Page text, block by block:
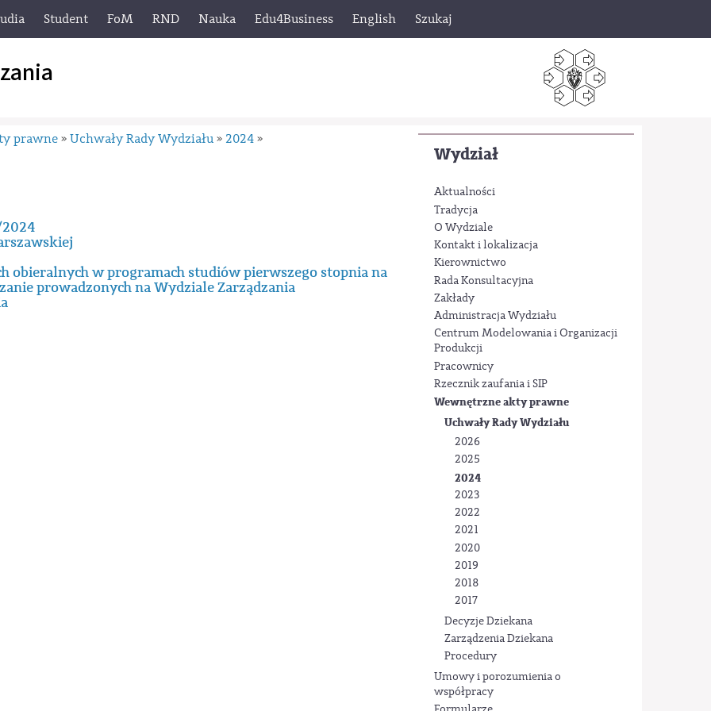
Student FoM RND Nauka Edu4Business English Szukaj
Wydział
Aktualności
Tradycja
O Wydziale
Kontakt i lokalizacja
Kierownictwo
Rada Konsultacyjna
Zakłady
Administracja Wydziału
Centrum Modelowania i Organizacji
Produkcji
Pracownicy
Rzecznik zaufania i SIP
Wewnętrzne akty prawne
Uchwały Rady Wydziału
2026
2025
2024
2023
2022
2021
2020
2019
2018
2017
Decyzje Dziekana
Zarządzenia Dziekana
Procedury
Umowy i porozumienia o
współpracy
prawne » Uchwały Rady Wydziału » 2024 »
obieralnych w programach studiów pierwszego stopnia na
prowadzonych na Wydziale Zarządzania